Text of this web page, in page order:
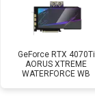
GeForce RTX 4070Ti
AORUS XTREME
WATERFORCE WB